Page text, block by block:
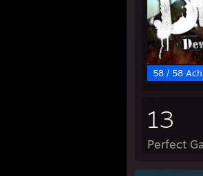
58 / 58
13
Perfect